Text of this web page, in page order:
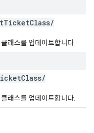
TicketClass/
래스를 업데이트합니다.
Class/
래스를 업데이트합니다.